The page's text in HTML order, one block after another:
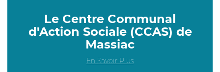
Le Centre Communal
d'Action Sociale (CCAS) de
Massiac
En Savoir Plus